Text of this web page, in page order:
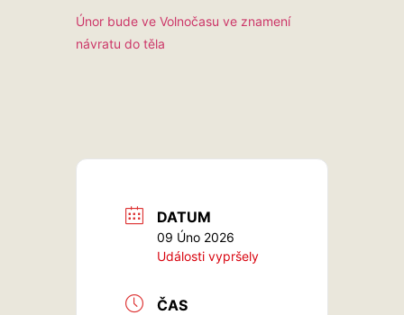
Únor bude ve Volnočasu ve znamení
návratu do těla
DATUM
09 Úno 2026
Události vypršely
ČAS